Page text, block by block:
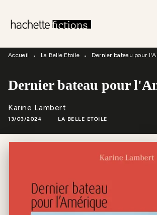
Accueil • La Belle Etoile • Dernier bateau pour
Dernier bateau pour
Karine Lambert
13/03/2024 LA BELLE ETOILE